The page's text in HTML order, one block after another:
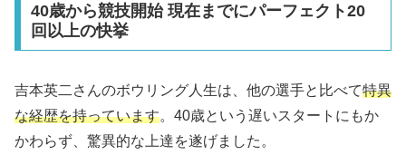
40歳から競技開始 現在までにパーフェクト20
回以上の快挙
吉本英二さんのボウリング人生は、他の選手と比べて特異
な経歴を持っています。40歳という遅いスタートにもか
かわらず、驚異的な上達を遂げました。